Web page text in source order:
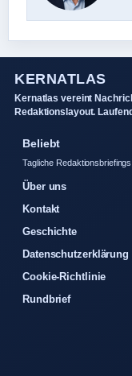
KERNATLAS
Kernatlas vereint
Redaktionslayout.
Beliebt
Tagliche
Über uns
Kontakt
Geschichte
Datenschutzerklärung
Cookie-Richtlinie
Rundbrief